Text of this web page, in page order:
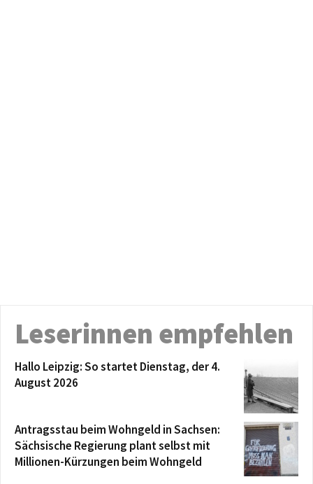
Leserinnen empfehlen
Hallo Leipzig: So startet Dienstag, der 4.
August 2026
Antragsstau beim Wohngeld in Sachsen:
Sächsische Regierung plant selbst mit
Millionen-Kürzungen beim Wohngeld